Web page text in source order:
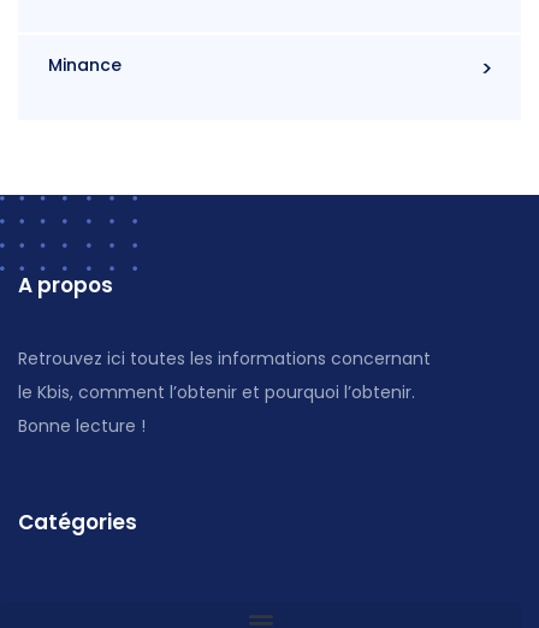
Minance
A propos
Retrouvez ici toutes les informations concernant
le Kbis, comment l’obtenir et pourquoi l’obtenir.
Bonne lecture !
Catégories